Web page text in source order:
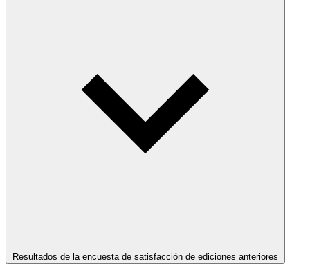
Resultados de la encuesta de satisfacción de ediciones anteriores